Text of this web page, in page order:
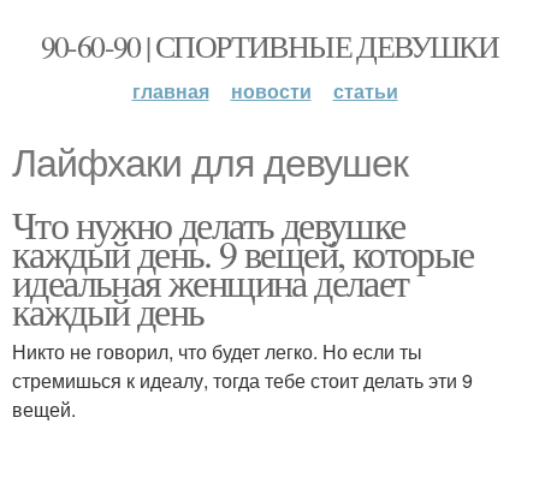
90-60-90 | СПОРТИВНЫЕ ДЕВУШКИ
главная новости статьи
Лайфхаки для девушек
Что нужно делать девушке
каждый день. 9 вещей, которые
идеальная женщина делает
каждый день
Никто не говорил, что будет легко. Но если ты
стремишься к идеалу, тогда тебе стоит делать эти 9
вещей.